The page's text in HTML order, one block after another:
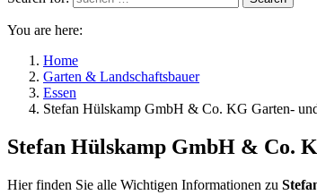
You are here:
Home
Garten & Landschaftsbauer
Essen
Stefan Hülskamp GmbH & Co. KG Garten-
Stefan Hülskamp GmbH & Co.
Hier finden Sie alle Wichtigen Informationen zu